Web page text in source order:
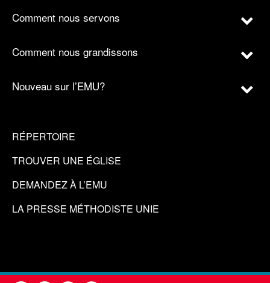
Comment nous servons
Comment nous grandissons
Nouveau sur l’EMU?
RÉPERTOIRE
TROUVER UNE ÉGLISE
DEMANDEZ À L’EMU
LA PRESSE MÉTHODISTE UNIE